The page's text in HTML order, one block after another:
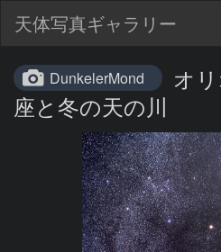
天体写真ギャラリー
DunkelerMond
オ
座と冬の天の川